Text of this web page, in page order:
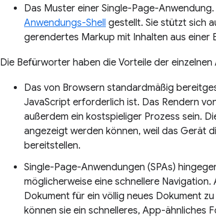
Das Muster einer Single-Page-
Anwendungs-Shell gestellt. Sie stützt sich
gerendertes Markup mit Inhalten aus einer
Die Befürworter haben die Vorteile der
Das von Browsern standardmäßig
JavaScript erforderlich ist. Das Rendern
außerdem ein kostspieliger Prozess sein.
angezeigt werden können, weil das Gerät
bereitstellen.
Single-Page-Anwendungen (SPAs)
möglicherweise eine schnellere
Dokument für ein völlig neues Dokument
können sie ein schnelleres, App-ähnliches